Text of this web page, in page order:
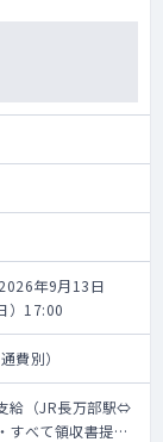
年9月13日
）17:00
費別）
給（JR長万部駅⇔
すべて領収書提出